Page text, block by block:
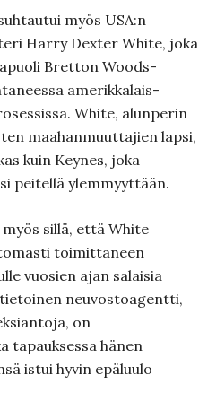
myös USA:n
Harry Dexter White, joka
Bretton Woods-
amerikkalais-
White, alunperin
maahanmuuttajien lapsi,
kuin Keynes, joka
peitellä ylemmyyttään.
sillä, että White
toimittaneen
vuosien ajan salaisia
neuvostoagentti,
on
tapauksessa hänen
istui hyvin epäluulo